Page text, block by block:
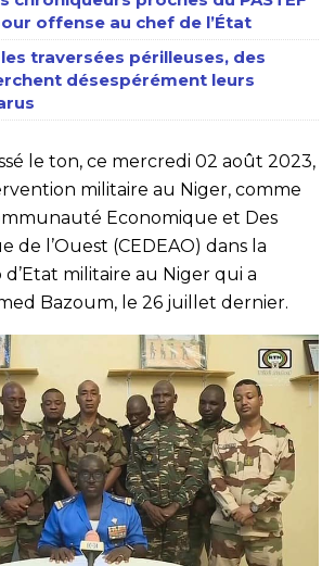
offense au chef de l’État
traversées périlleuses, des
désespérément leurs
le ton, ce mercredi 02 août 2023,
militaire au Niger, comme
Economique et Des
de l’Ouest (CEDEAO) dans la
militaire au Niger qui a
Bazoum, le 26 juillet dernier.